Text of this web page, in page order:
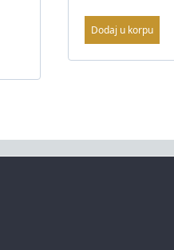
Dodaj u korpu